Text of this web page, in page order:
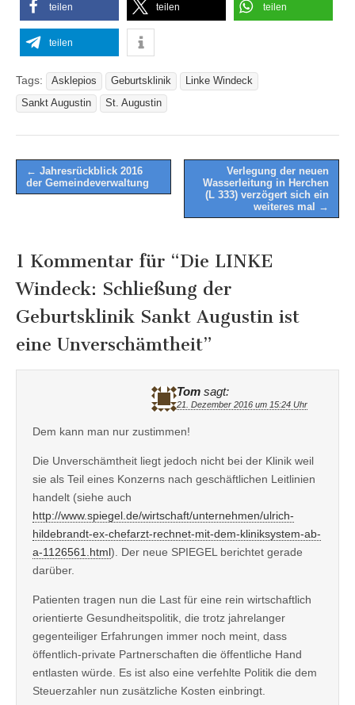
teilen teilen teilen
teilen
Tags: Asklepios Geburtsklinik
Linke Windeck
Sankt Augustin
St. Augustin
Post
navigation
← Jahresrückblick 2016
der Gemeindeverwaltung
Verlegung der neuen
Wasserleitung in Herchen
(L 333) verzögert sich ein
weiteres mal →
1 Kommentar für “Die LINKE
Windeck: Schließung der
Geburtsklinik Sankt Augustin ist
eine Unverschämtheit”
Tom sagt:
21. Dezember 2016 um 15:24 Uhr
Dem kann man nur zustimmen!
Die Unverschämtheit liegt jedoch nicht bei der Klinik weil
sie als Teil eines Konzerns nach geschäftlichen Leitlinien
handelt (siehe auch
http://www.spiegel.de/wirtschaft/unternehmen/ulrich-
hildebrandt-ex-chefarzt-rechnet-mit-dem-kliniksystem-ab-
a-1126561.html). Der neue SPIEGEL berichtet gerade
darüber.
Patienten tragen nun die Last für eine rein wirtschaftlich
orientierte Gesundheitspolitik, die trotz jahrelanger
gegenteiliger Erfahrungen immer noch meint, dass
öffentlich-private Partnerschaften die öffentliche Hand
entlasten würde. Es ist also eine verfehlte Politik die dem
Steuerzahler nun zusätzliche Kosten einbringt.